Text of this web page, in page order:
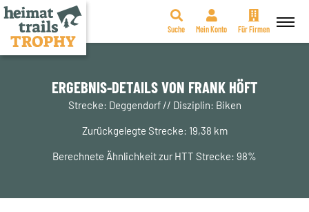
Zum
Suche Mein Konto Für Firmen
ERGEBNIS-DETAILS VON FRANK HÖFT
Strecke: Deggendorf // Disziplin: Biken
Zurückgelegte Strecke: 19,38 km
Berechnete Ähnlichkeit zur HTT Strecke: 98%